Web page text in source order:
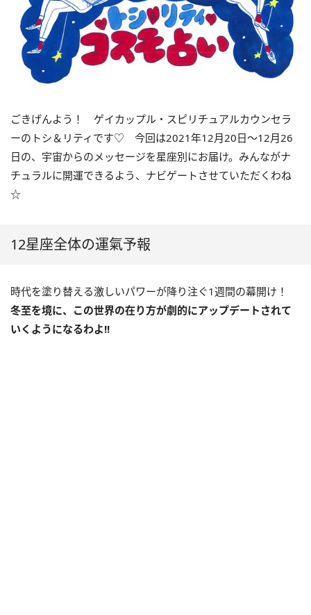
ごきげんよう！ ゲイカップル・スピリチュアルカウンセラ
ーのトシ＆リティです♡ 今回は2021年12月20日〜12月26
日の、宇宙からのメッセージを星座別にお届け。みんながナ
チュラルに開運できるよう、ナビゲートさせていただくわね
☆
12星座全体の運氣予報
時代を塗り替える激しいパワーが降り注ぐ1週間の幕開け！
冬至を境に、この世界の在り方が劇的にアップデートされて
いくようになるわよ!!